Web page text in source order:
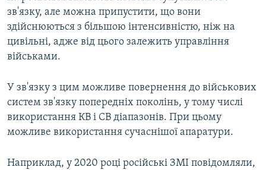
зв'язку, але можна припустити, що вони
здійснюються з більшою інтенсивністю, ніж на
цивільні, адже від цього залежить управління
військами.
У зв'язку з цим можливе повернення до військових
систем зв'язку попередніх поколінь, у тому числі
використання КВ і СВ діапазонів. При цьому
можливе використання сучаснішої апаратури.
Наприклад, у 2020 році російські ЗМІ повідомляли,